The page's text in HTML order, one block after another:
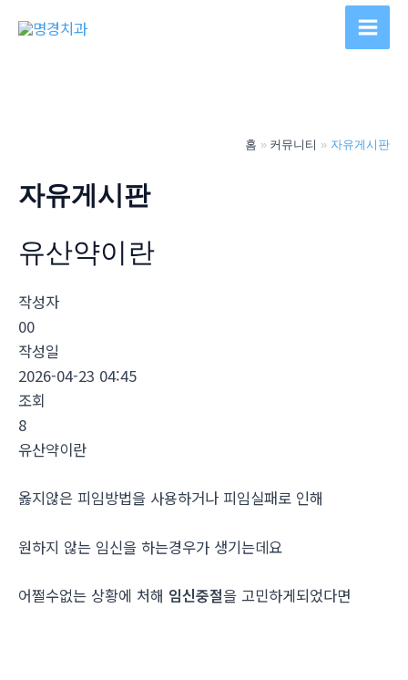
Main
홈 커뮤니티 자유게시판
자유게시판
유산약이란
작성자
00
작성일
2026-04-23 04:45
조회
8
유산약이란
옳지않은 피임방법을 사용하거나 피임실패로 인해
원하지 않는 임신을 하는경우가 생기는데요
어쩔수없는 상황에 처해 임신중절을 고민하게되었다면